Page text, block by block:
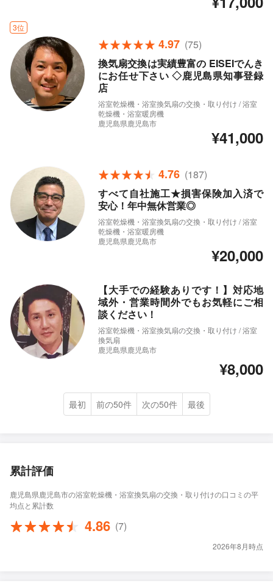
3位
4.97 (75)
換気扇交換は実績豊富の EISEIでんき
にお任せ下さい ◇鹿児島県知事登録
店
浴室乾燥機・浴室換気扇の交換・取り付け / 浴室
乾燥機・浴室暖房機
鹿児島県鹿児島市
¥41,000
4.76 (187)
すべて自社施工★損害保険加入済で
安心！年中無休営業◎
浴室乾燥機・浴室換気扇の交換・取り付け / 浴室
乾燥機・浴室暖房機
鹿児島県鹿児島市
¥20,000
【大手での経験ありです！】対応地
域外・営業時間外でもお気軽にご相
談ください！
浴室乾燥機・浴室換気扇の交換・取り付け / 浴室
換気扇
鹿児島県鹿児島市
¥8,000
最初 前の50件 次の50件 最後
累計評価
鹿児島県鹿児島市の浴室乾燥機・浴室換気扇の交換・取り付けの口コミの平
均点と累計数
4.86 (7)
2026年8月時点